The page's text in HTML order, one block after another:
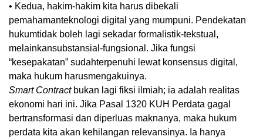
• Kedua, hakim-hakim kita harus dibekali
pemahamanteknologi digital yang mumpuni. Pendekatan
hukumtidak boleh lagi sekadar formalistik-tekstual ,
melainkansubstansial-fungsional . Jika fungsi
“kesepakatan” sudahterpenuhi lewat konsensus digital,
maka hukum harusmengakuinya.
Smart Contract bukan lagi fiksi ilmiah; ia adalah realitas
ekonomi hari ini. Jika Pasal 1320 KUH Perdata gagal
bertransformasi dan diperluas maknanya, maka hukum
perdata kita akan kehilangan relevansinya. Ia hanya